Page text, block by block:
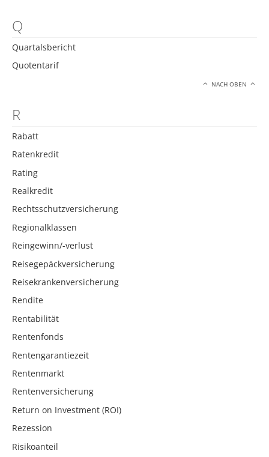
Q
Quartalsbericht
Quotentarif
NACH OBEN
R
Rabatt
Ratenkredit
Rating
Realkredit
Rechtsschutzversicherung
Regionalklassen
Reingewinn/-verlust
Reisegepäckversicherung
Reisekrankenversicherung
Rendite
Rentabilität
Rentenfonds
Rentengarantiezeit
Rentenmarkt
Rentenversicherung
Return on Investment (ROI)
Rezession
Risikoanteil